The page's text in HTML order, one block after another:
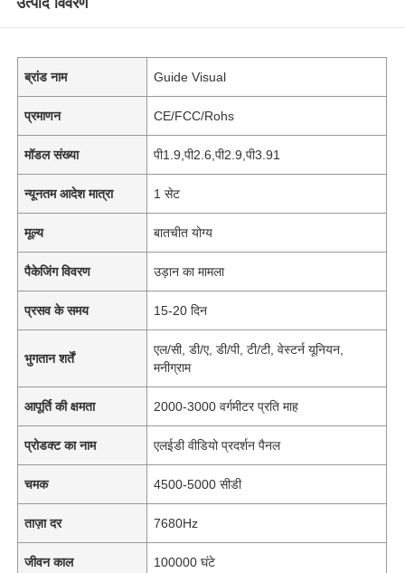
ब्रांड नाम Guide Visual
प्रमाणन CE/FCC/Rohs
मॉडल संख्या पी1.9,पी2.6,पी2.9,पी3.91
न्यूनतम आदेश मात्रा 1 सेट
मूल्य बातचीत योग्य
पैकेजिंग विवरण उड़ान का मामला
प्रसव के समय 15-20 दिन
भुगतान शर्तें
एल/सी, डी/ए, डी/पी, टी/टी, वेस्टर्न यूनियन,
मनीग्राम
आपूर्ति की क्षमता 2000-3000 वर्गमीटर प्रति माह
प्रोडक्ट का नाम एलईडी वीडियो प्रदर्शन पैनल
चमक 4500-5000 सीडी
ताज़ा दर 7680Hz
जीवन काल 100000 घंटे